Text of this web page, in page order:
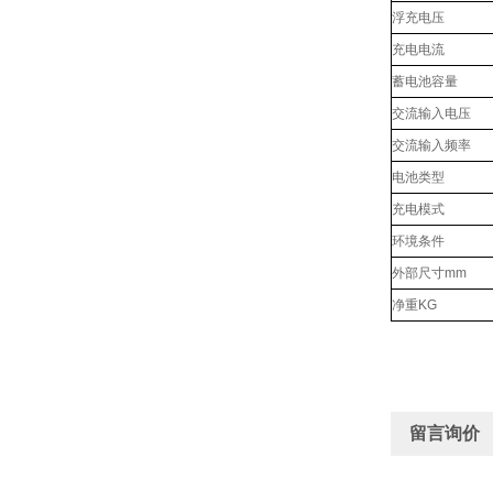
浮充电压
充电电流
蓄电池容量
交流输入电压
交流输入频率
电池类型
充电模式
环境条件
外部尺寸mm
净重KG
留言询价